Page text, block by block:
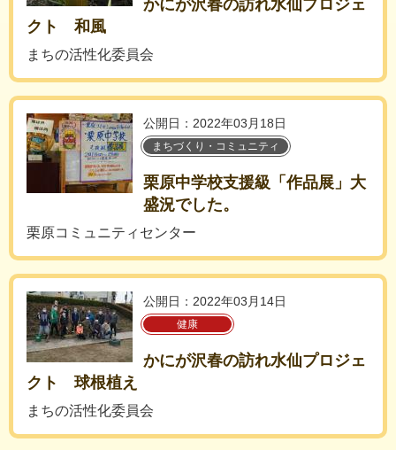
かにが沢春の訪れ水仙プロジェ
クト 和風
まちの活性化委員会
公開日：2022年03月18日
まちづくり・コミュニティ
栗原中学校支援級「作品展」大
盛況でした。
栗原コミュニティセンター
公開日：2022年03月14日
健康
かにが沢春の訪れ水仙プロジェ
クト 球根植え
まちの活性化委員会